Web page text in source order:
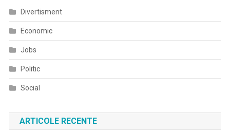
Divertisment
Economic
Jobs
Politic
Social
ARTICOLE RECENTE